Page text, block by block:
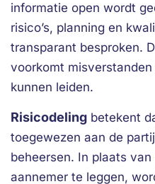
informatie open wordt
risico’s, planning en
transparant besproken.
voorkomt
kunnen leiden.
Risicodeling betekent
toegewezen aan de
beheersen. In plaats van
aannemer te leggen,